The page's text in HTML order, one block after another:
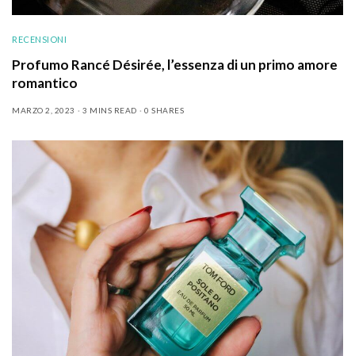
RECENSIONI
Profumo Rancé Désirée, l’essenza di un primo amore
romantico
MARZO 2, 2023 3 MINS READ 0 SHARES